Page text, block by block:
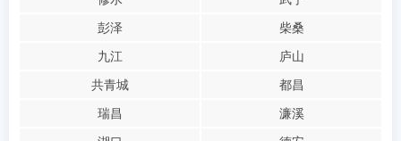
彭泽
柴桑
九江
庐山
共青城
都昌
瑞昌
濂溪